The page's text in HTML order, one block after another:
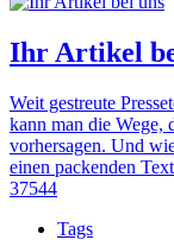
Ihr Artikel
Weit gestreute
kann man die Wege,
vorhersagen. Und
einen packenden
37544
Tags